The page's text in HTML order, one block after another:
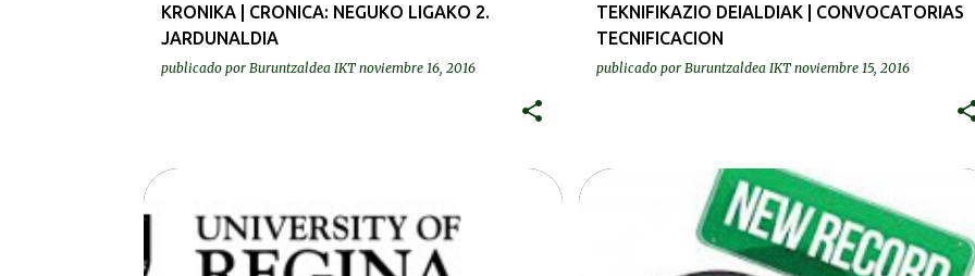
KRONIKA | CRONICA: NEGUKO LIGAKO 2.
JARDUNALDIA
publicado por Buruntzaldea IKT noviembre 16, 2016
TEKNIFIKAZIO DEIALDIAK | CONVOCATORIAS
TECNIFICACION
publicado por Buruntzaldea IKT noviembre 15, 2016
ERREKORRAK | RECORDS